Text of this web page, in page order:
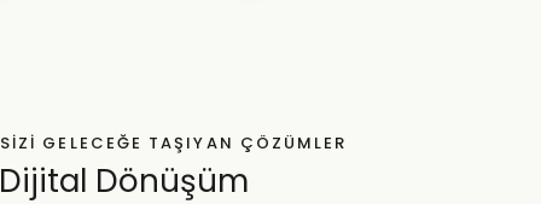
SIZI GELECEĞE TAŞIYAN ÇÖZÜMLER
Dijital Dönüşüm